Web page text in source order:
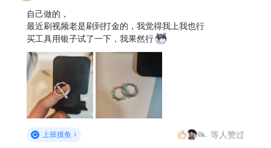
自己做的，
最近刷视频老是刷到打金的，我觉得我上我也行
买工具用银子试了一下，我果然行
上班摸鱼 等人赞过